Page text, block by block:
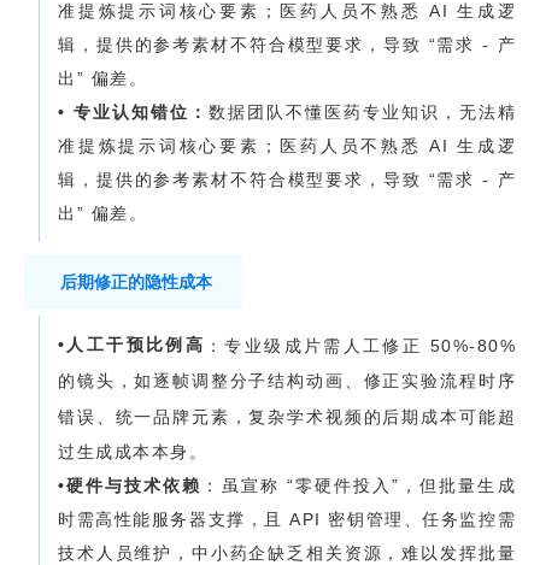
准提炼提示词核心要素；医药人员不熟悉 AI 生成逻
辑，提供的参考素材不符合模型要求，导致 “需求 - 产
出” 偏差。
• 专业认知错位： 数据团队不懂医药专业知识，无法精
准提炼提示词核心要素；医药人员不熟悉 AI 生成逻
辑，提供的参考素材不符合模型要求，导致 “需求 - 产
出” 偏差。
后期修正的隐性成本
• 人工干预比例高 ：专业级成片需人工修正 50%-80%
的镜头，如逐帧调整分子结构动画、修正实验流程时序
错误、统一品牌元素，复杂学术视频的后期成本可能超
过生成成本本身。
•硬件与技术依赖 ：虽宣称 “零硬件投入”，但批量生成
时需高性能服务器支撑，且 API 密钥管理、任务监控需
技术人员维护，中小药企缺乏相关资源，难以发挥批量